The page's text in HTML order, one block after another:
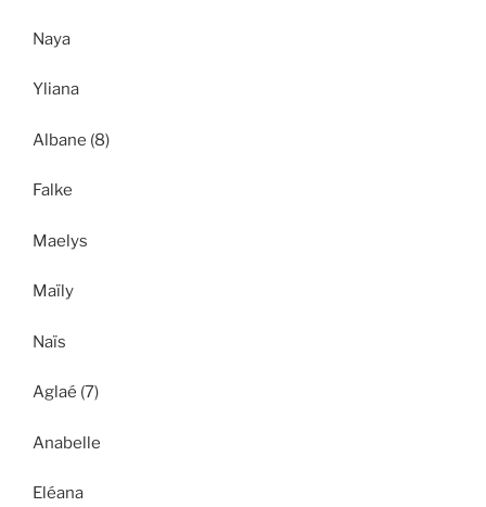
Naya
Yliana
Albane (8)
Falke
Maelys
Maïly
Naïs
Aglaé (7)
Anabelle
Eléana